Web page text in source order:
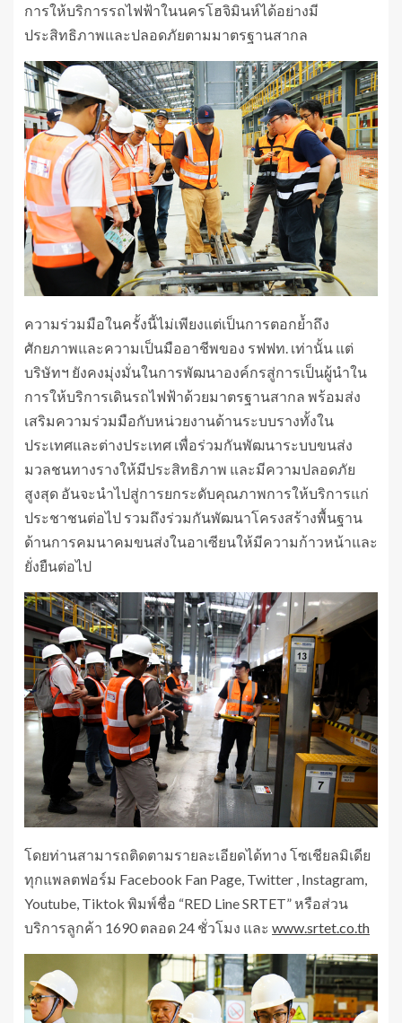
การให้บริการรถไฟฟ้าในนครโฮจิมินห์ได้อย่างมี
ประสิทธิภาพและปลอดภัยตามมาตรฐานสากล
ความร่วมมือในครั้งนี้ไม่เพียงแต่เป็นการตอกย้ำถึง
ศักยภาพและความเป็นมืออาชีพของ รฟฟท. เท่านั้น แต่
บริษัทฯ ยังคงมุ่งมั่นในการพัฒนาองค์กรสู่การเป็นผู้นำใน
การให้บริการเดินรถไฟฟ้าด้วยมาตรฐานสากล พร้อมส่ง
เสริมความร่วมมือกับหน่วยงานด้านระบบรางทั้งใน
ประเทศและต่างประเทศ เพื่อร่วมกันพัฒนาระบบขนส่ง
มวลชนทางรางให้มีประสิทธิภาพ และมีความปลอดภัย
สูงสุด อันจะนำไปสู่การยกระดับคุณภาพการให้บริการแก่
ประชาชนต่อไป รวมถึงร่วมกันพัฒนาโครงสร้างพื้นฐาน
ด้านการคมนาคมขนส่งในอาเซียนให้มีความก้าวหน้าและ
ยั่งยืนต่อไป
โดยท่านสามารถติดตามรายละเอียดได้ทาง โซเชียลมิเดีย
ทุกแพลตฟอร์ม Facebook Fan Page, Twitter , Instagram,
Youtube, Tiktok พิมพ์ชื่อ “RED Line SRTET” หรือส่วน
บริการลูกค้า 1690 ตลอด 24 ชั่วโมง และ www.srtet.co.th